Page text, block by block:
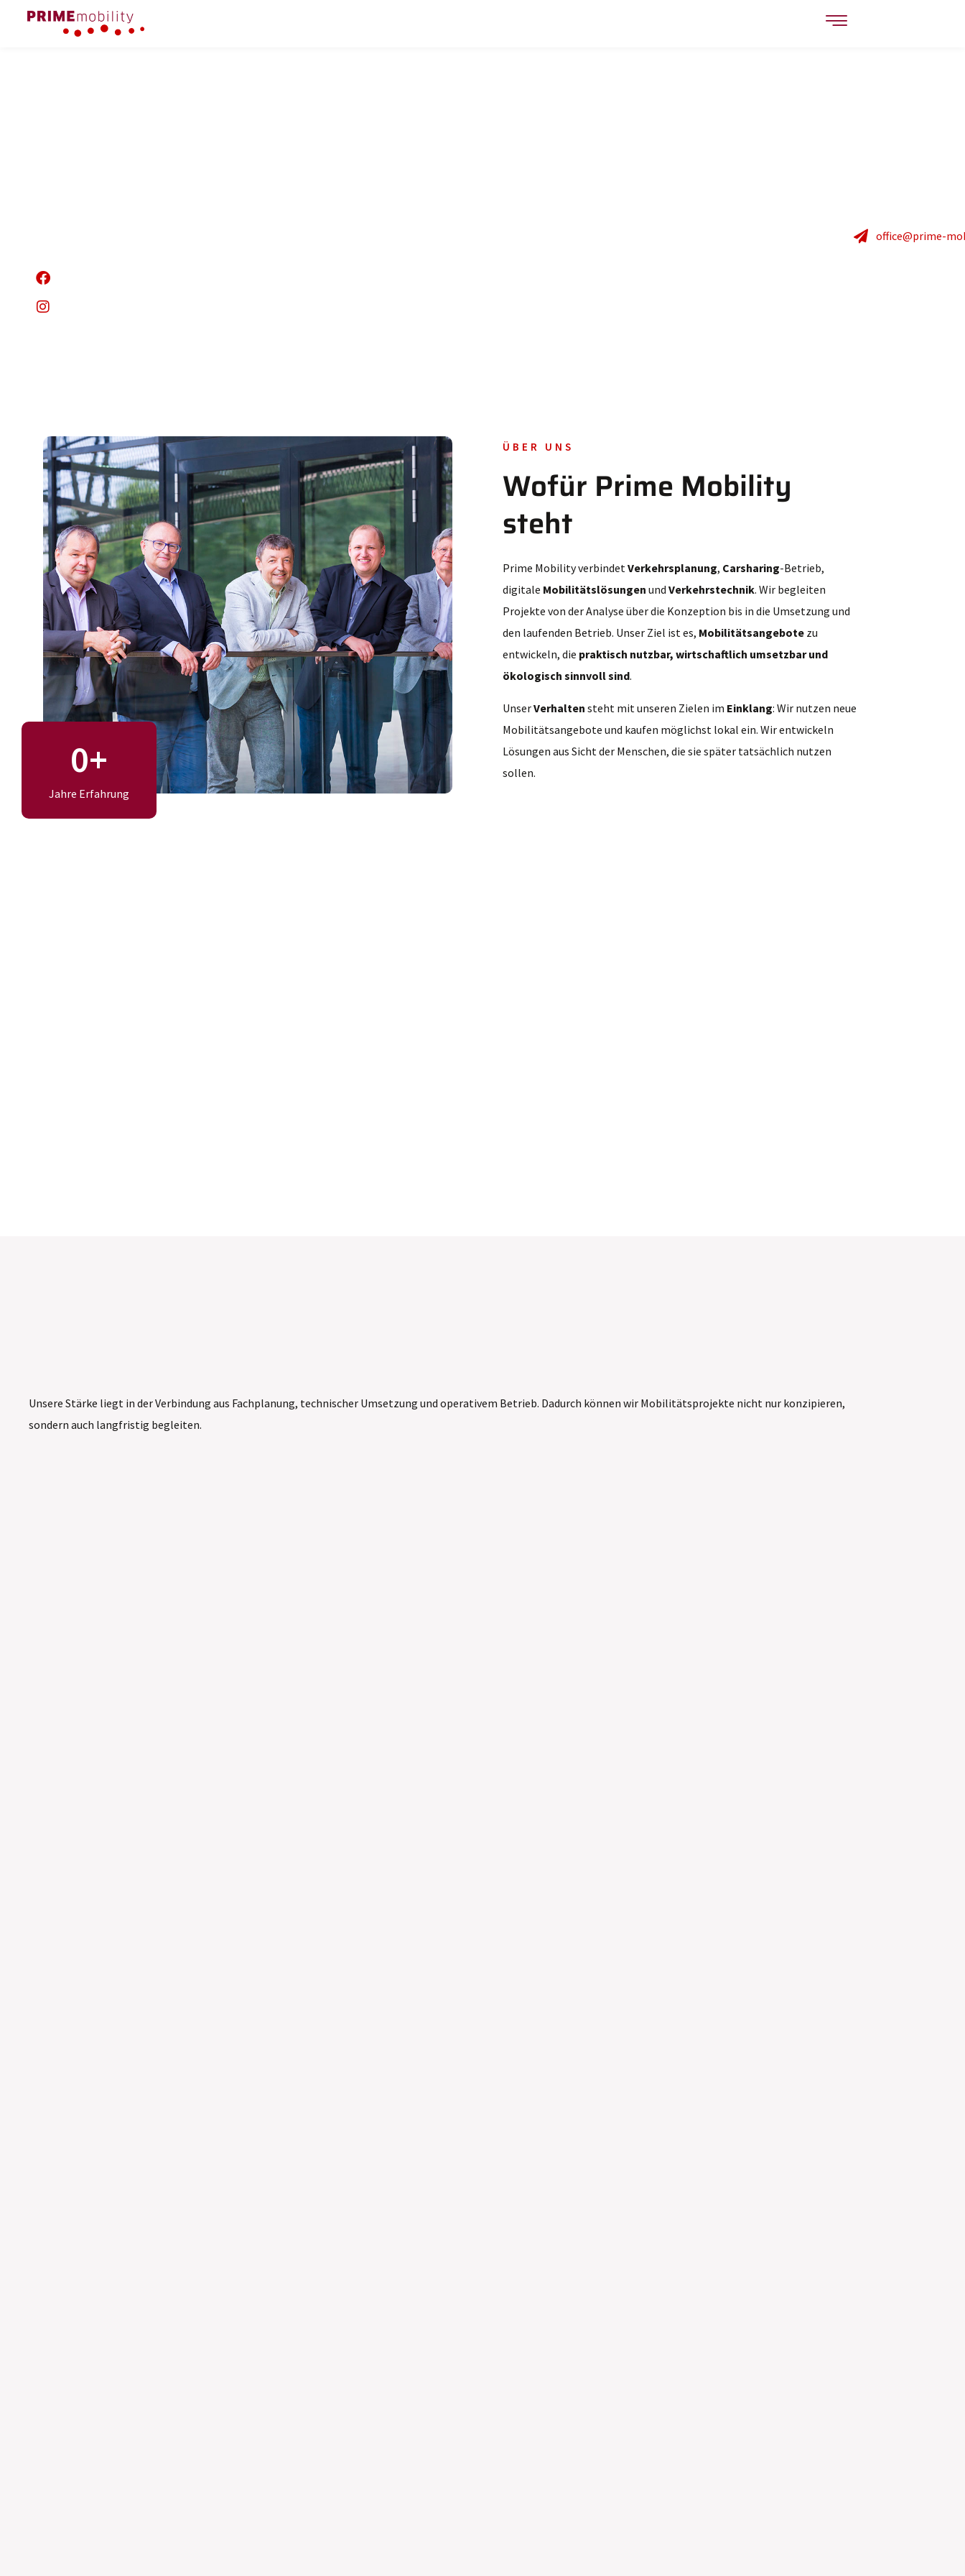
office@prime-
Jahre Erfahrung
0+
ÜBER UNS
Wofür Prime Mobility
steht
Prime Mobility verbindetVerkehrsplanung, Carsharing-Betrieb,
digitale Mobilitätslösungen und Verkehrstechnik. Wir begleiten
Projekte von der Analyse über die Konzeption bis in die Umsetzung und
den laufenden Betrieb. Unser Ziel ist es, Mobilitätsangebote zu
entwickeln, die praktisch nutzbar, wirtschaftlich umsetzbar und
ökologisch sinnvoll sind.
UnserVerhalten steht mit unseren Zielen im Einklang: Wir nutzen neue
Mobilitätsangebote und kaufen möglichst lokal ein. Wir entwickeln
Lösungen aus Sicht der Menschen, die sie später tatsächlich nutzen
sollen.
Unsere Stärke liegt in der Verbindung aus Fachplanung, technischer Umsetzung und operativem Betrieb. Dadurch können wir Mobilitätsprojekte nicht nur konzipieren,
sondern auch langfristig begleiten.